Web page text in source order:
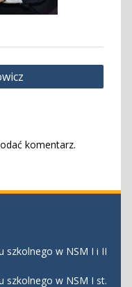
komentarz.
szkolnego w NSM I i II
szkolnego w NSM I st.